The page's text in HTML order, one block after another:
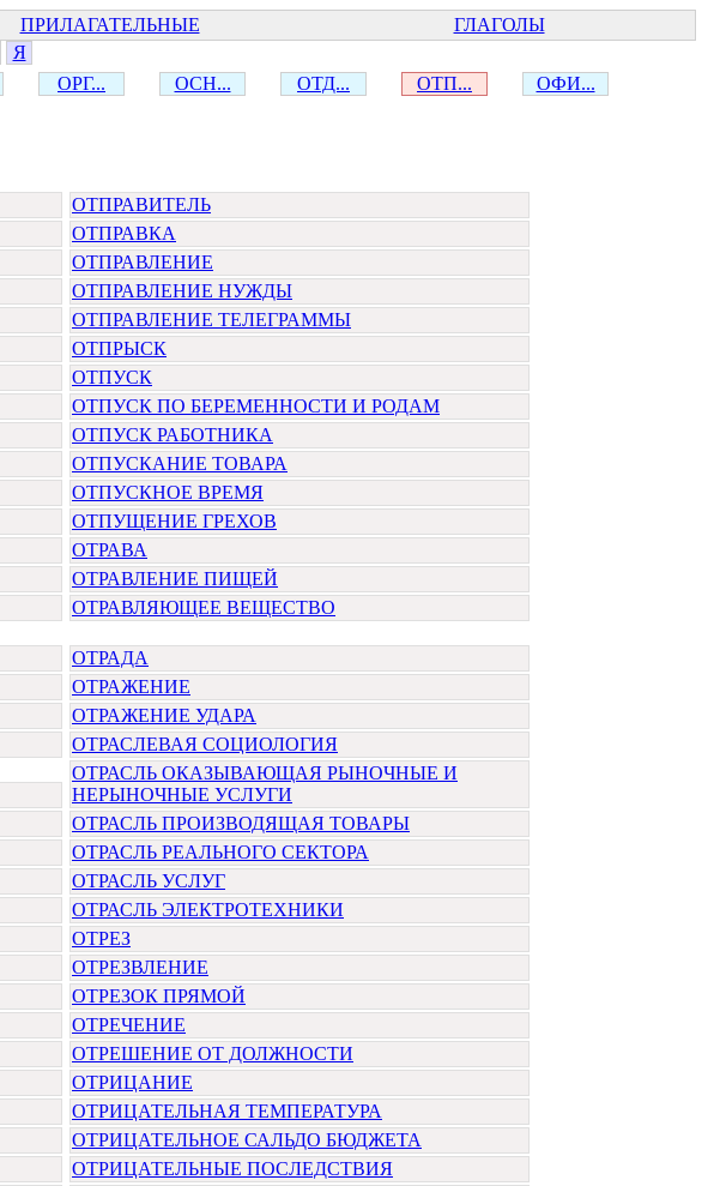
ПРИЛАГАТЕЛЬНЫЕ
ГЛАГОЛЫ
Я
ОРГ... ОСН... ОТД... ОТП...
ОФИ...
ОТПРАВИТЕЛЬ
ОТПРАВКА
ОТПРАВЛЕНИЕ
ОТПРАВЛЕНИЕ НУЖДЫ
ОТПРАВЛЕНИЕ ТЕЛЕГРАММЫ
ОТПРЫСК
ОТПУСК
ОТПУСК ПО БЕРЕМЕННОСТИ И РОДАМ
ОТПУСК РАБОТНИКА
ОТПУСКАНИЕ ТОВАРА
ОТПУСКНОЕ ВРЕМЯ
ОТПУЩЕНИЕ ГРЕХОВ
ОТРАВА
ОТРАВЛЕНИЕ ПИЩЕЙ
ОТРАВЛЯЮЩЕЕ ВЕЩЕСТВО
ОТРАДА
ОТРАЖЕНИЕ
ОТРАЖЕНИЕ УДАРА
ОТРАСЛЕВАЯ СОЦИОЛОГИЯ
ОТРАСЛЬ ОКАЗЫВАЮЩАЯ РЫНОЧНЫЕ И
НЕРЫНОЧНЫЕ УСЛУГИ
ОТРАСЛЬ ПРОИЗВОДЯЩАЯ ТОВАРЫ
ОТРАСЛЬ РЕАЛЬНОГО СЕКТОРА
ОТРАСЛЬ УСЛУГ
ОТРАСЛЬ ЭЛЕКТРОТЕХНИКИ
ОТРЕЗ
ОТРЕЗВЛЕНИЕ
ОТРЕЗОК ПРЯМОЙ
ОТРЕЧЕНИЕ
ОТРЕШЕНИЕ ОТ ДОЛЖНОСТИ
ОТРИЦАНИЕ
ОТРИЦАТЕЛЬНАЯ ТЕМПЕРАТУРА
ОТРИЦАТЕЛЬНОЕ САЛЬДО БЮДЖЕТА
ОТРИЦАТЕЛЬНЫЕ ПОСЛЕДСТВИЯ